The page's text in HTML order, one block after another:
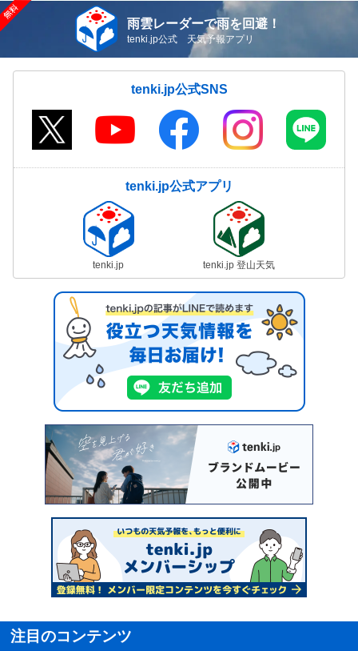
雨雲レーダーで雨を回避！
tenki.jp公式 天気予報アプリ
tenki.jp公式SNS
tenki.jp公式アプリ
tenki.jp tenki.jp 登山天気
注目のコンテンツ